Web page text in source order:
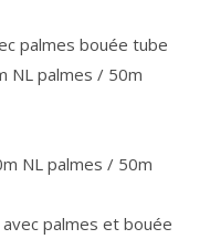
palmes bouée tube
NL palmes / 50m
NL palmes / 50m
palmes et bouée